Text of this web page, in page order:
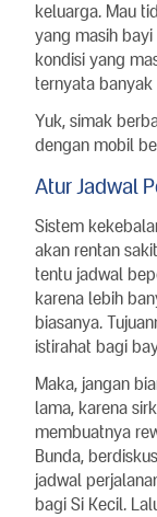
keluarga. Mau
yang masih
kondisi yang
ternyata
Yuk, simak
dengan mobil
Atur Jadwal
Sistem
akan rentan
tentu jadwal
karena lebih
biasanya.
istirahat bagi
Maka, jangan
lama, karena
membuatnya
Bunda,
jadwal
bagi Si Kecil.